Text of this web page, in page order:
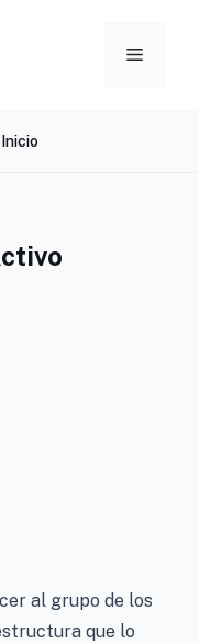
Menu
Inicio
al grupo de los
que lo